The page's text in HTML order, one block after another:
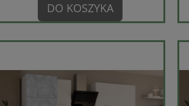
DO KOSZYKA